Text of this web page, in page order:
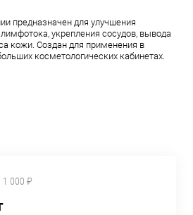
предназначен для улучшения
укрепления сосудов, вывода
кожи. Создан для применения в
косметологических кабинетах.
1 000 ₽